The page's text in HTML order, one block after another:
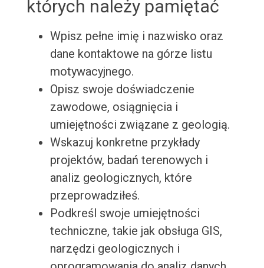
których należy pamiętać
Wpisz pełne imię i nazwisko oraz
dane kontaktowe na górze listu
motywacyjnego.
Opisz swoje doświadczenie
zawodowe, osiągnięcia i
umiejętności związane z geologią.
Wskazuj konkretne przykłady
projektów, badań terenowych i
analiz geologicznych, które
przeprowadziłeś.
Podkreśl swoje umiejętności
techniczne, takie jak obsługa GIS,
narzędzi geologicznych i